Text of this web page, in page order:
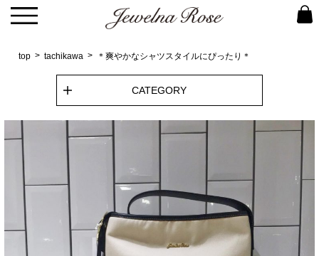
top tachikawa ＊爽やかなシャツスタイルにぴったり＊
CATEGORY